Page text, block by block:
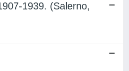
1939. (Salerno,